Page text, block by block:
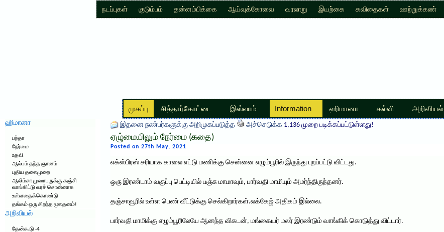
நடப்புகள் குடும்பம் தன்னம்பிக்கை ஆய்வுக்கோவை வரலாறு இயற்கை கவிதைகள் ஊற்றுக்கண்
முகப்பு சித்தார்கோட்டை இஸ்லாம் Information ஹிமானா கல்வி அறிவியல்
ஹிமானா
பந்தா
நேர்மை
உதவி
ஆல்பம் தந்த ஞானம்
புதிய தலைமுறை
ஆலிம்சா முஸாபருக்கு கஞ்சி
வாங்கிட்டு வரச் சொன்னாக
உள்ளதைக்கொண்டு
தங்கம் ஒரு சிறந்த மூலதனம்!
அறிவியல்
தேன்கூடு -4
இதனை நண்பர்களுக்கு அறிமுகப்படுத்த அச்செடுக்க 1,136 முறை படிக்கப்பட்டுள்ளது!
ஏழு்மையிலும் நேர்மை (கதை)
Posted on 27th May, 2021
எக்ஸ்பிரஸ் சரியாக காலை எட்டு மணிக்கு சென்னை எழும்பூரில் இருந்து புறப்பட்டு விட்டது.
ஒரு இரண்டாம் வகுப்பு பெட்டியில் பஞ்சு மாமாவும், பார்வதி மாமியும் அமர்ந்திருந்தனர்.
தஞ்சாவூரில் உள்ள பெண் வீட்டுக்கு செல்கிறார்கள்.லக்கேஜ் அதிகம் இல்லை.
பார்வதி மாமிக்கு எழும்பூரிலேயே ஆனந்த விகடன், மங்கையர் மலர் இரண்டும் வாங்கிக் கொடுத்து விட்டார்.